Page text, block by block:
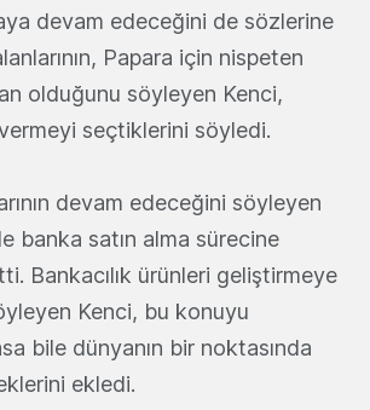
devam edeceğini de sözlerine
Papara için nispeten
olduğunu söyleyen Kenci,
vermeyi seçtiklerini söyledi.
devam edeceğini söyleyen
banka satın alma sürecine
Bankacılık ürünleri geliştirmeye
Kenci, bu konuyu
bile dünyanın bir noktasında
ekledi.